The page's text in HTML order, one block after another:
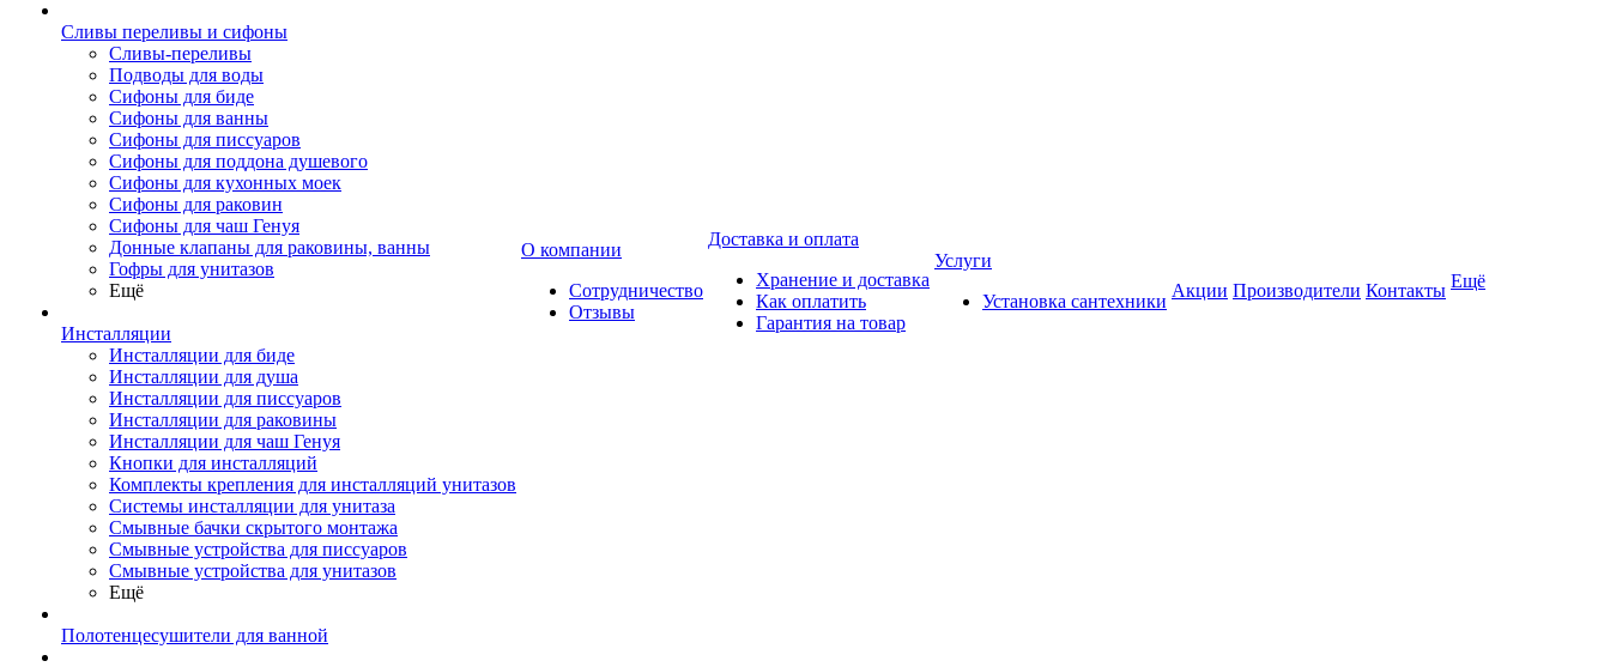
Сливы переливы и сифоны
Сливы-переливы
Подводы для воды
Сифоны для биде
Сифоны для ванны
Сифоны для писсуаров
Сифоны для поддона душевого
Сифоны для кухонных моек
Сифоны для раковин
Сифоны для чаш Генуя
Донные клапаны для раковины, ванны
Гофры для унитазов
Ещё
Инсталляции
Инсталляции для биде
Инсталляции для душа
Инсталляции для писсуаров
Инсталляции для раковины
Инсталляции для чаш Генуя
Кнопки для инсталляций
Комплекты крепления для инсталляций унитазов
Системы инсталляции для унитаза
Смывные бачки скрытого монтажа
Смывные устройства для писсуаров
Смывные устройства для унитазов
Ещё
Полотенцесушители для ванной
О компании
Сотрудничество
Отзывы
Доставка и оплата
Хранение и доставка
Как оплатить
Гарантия на товар
Услуги
Установка сантехники
Акции Производители Контакты Ещё